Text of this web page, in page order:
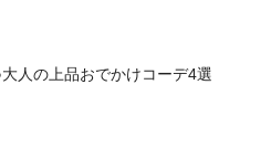
人の上品おでかけコーデ4選